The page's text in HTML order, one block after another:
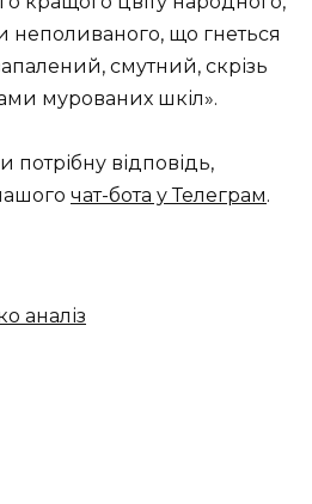
неполиваного, що гнеться
смутний, скрізь
мурованих шкіл».
відповідь,
чат-бота у Телеграм.
аналіз